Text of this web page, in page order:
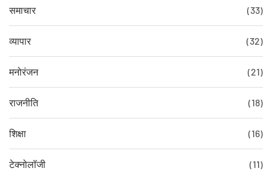
समाचार (33)
व्यापार (32)
मनोरंजन (21)
राजनीति (18)
शिक्षा (16)
टेक्नोलॉजी (11)